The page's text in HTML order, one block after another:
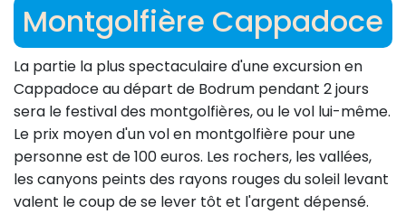
Montgolfière Cappadoce
La partie la plus spectaculaire d'une excursion en
Cappadoce au départ de Bodrum pendant 2 jours
sera le festival des montgolfières, ou le vol lui-même.
Le prix moyen d'un vol en montgolfière pour une
personne est de 100 euros. Les rochers, les vallées,
les canyons peints des rayons rouges du soleil levant
valent le coup de se lever tôt et l'argent dépensé.